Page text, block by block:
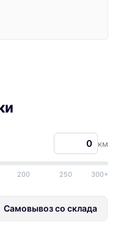
км
200 250 300+
Самовывоз со склада